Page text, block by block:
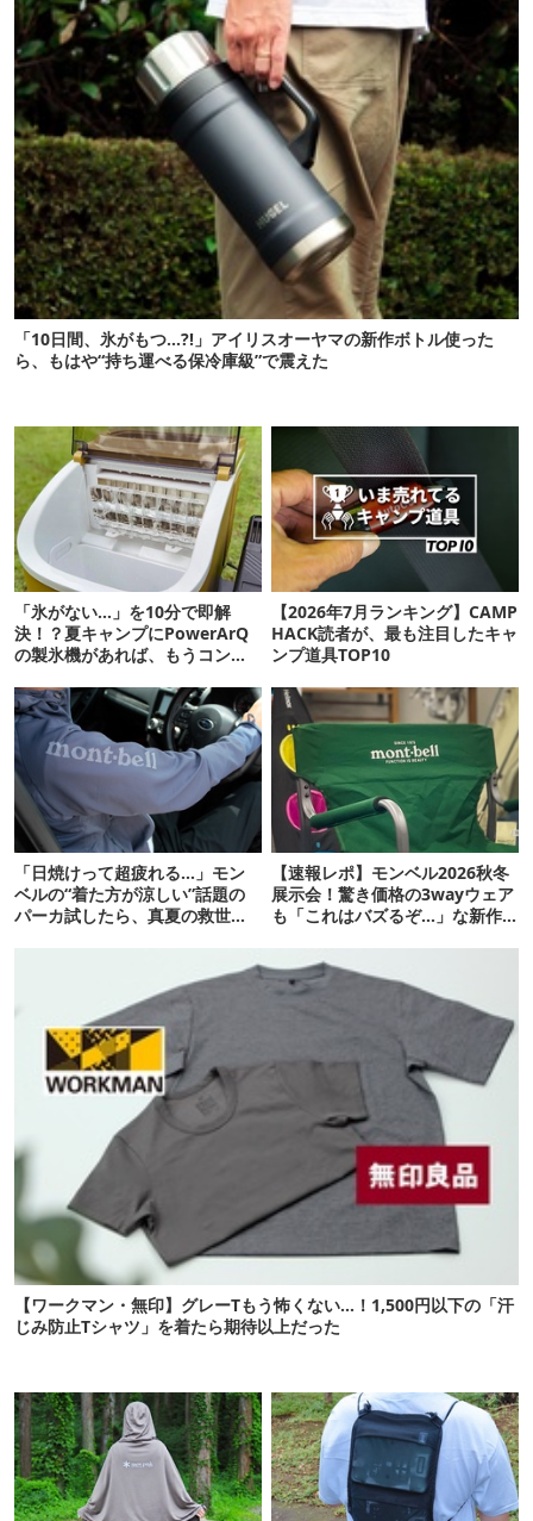
「10日間、氷がもつ…?!」アイリスオーヤマの新作ボトル使った
ら、もはや“持ち運べる保冷庫級”で震えた
「氷がない…」を10分で即解
決！？夏キャンプにPowerArQ
の製氷機があれば、もうコンビ
【2026年7月ランキング】CAMP
HACK読者が、最も注目したキャ
ンプ道具TOP10
「日焼けって超疲れる…」モン
ベルの“着た方が涼しい”話題の
パーカ試したら、真夏の救世主
【速報レポ】モンベル2026秋冬
展示会！驚き価格の3wayウェア
も「これはバズるぞ…」な新作
【ワークマン・無印】グレーTもう怖くない…！1,500円以下の「汗
じみ防止Tシャツ」を着たら期待以上だった